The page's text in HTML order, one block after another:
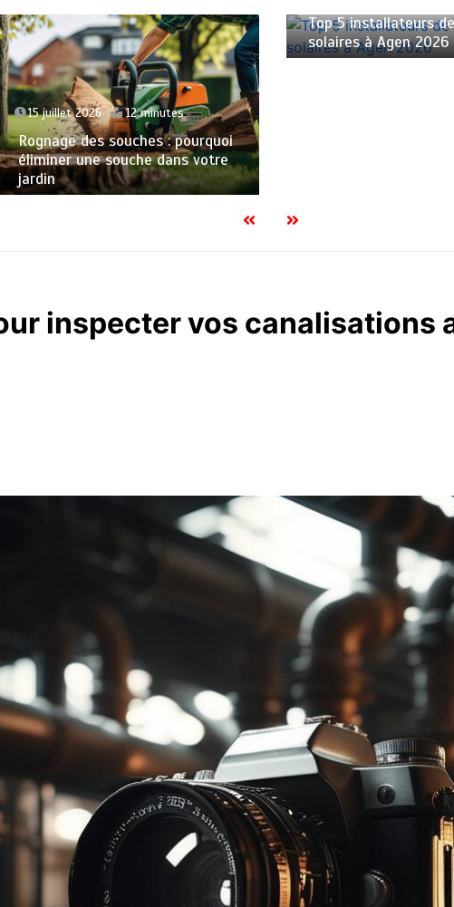
15 juillet 2026 12 minutes
Rognage des souches : pourquoi
éliminer une souche dans votre
jardin
Top 5 installateurs
solaires à Agen 2026
inspecter vos canalisations